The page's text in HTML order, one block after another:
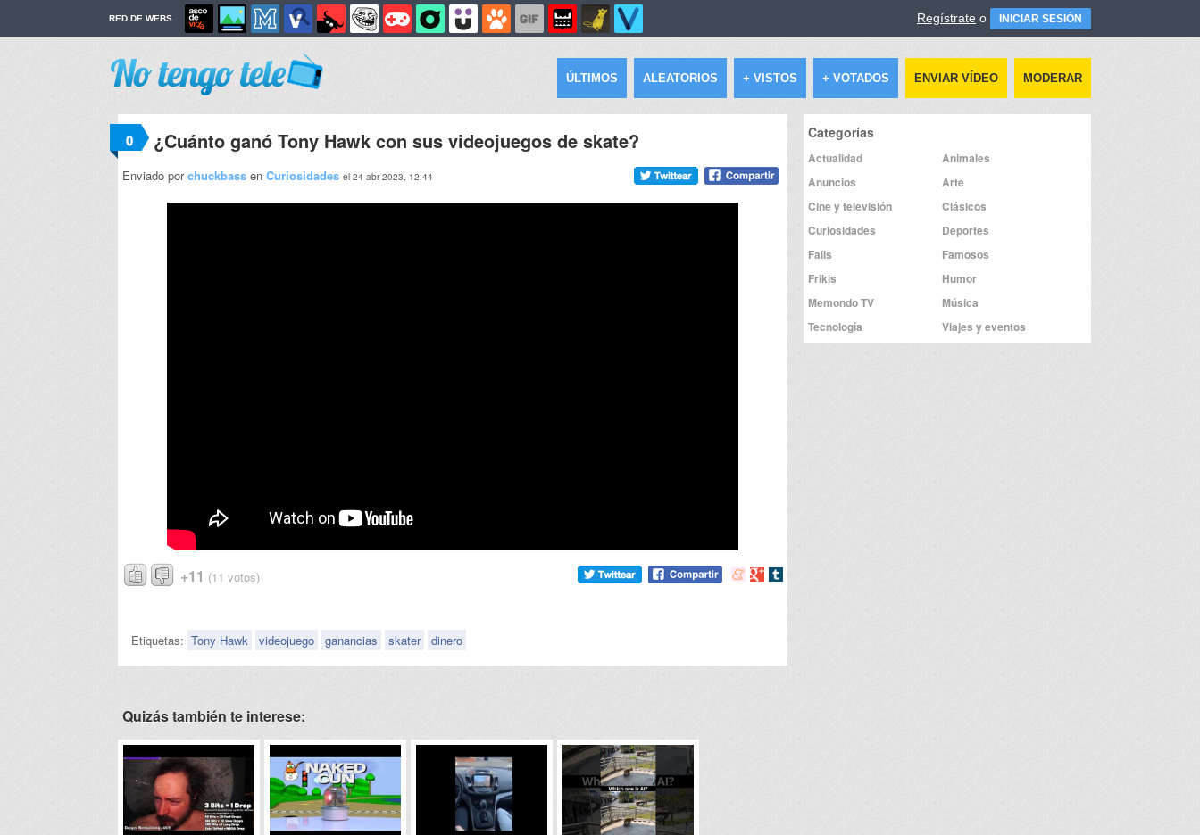
RED DE WEBS Regístrate o INICIAR SESIÓN
ÚLTIMOS ALEATORIOS + VISTOS + VOTADOS ENVIAR VÍDEO MODERAR
0 ¿Cuánto ganó Tony Hawk con sus videojuegos de skate?
Enviado porchuckbass en Curiosidades el 24 abr 2023, 12:44
+11 (11 votos)
Compartir
Compartir
Compartir
Etiquetas: Tony Hawk videojuego ganancias skater dinero
Quizás también te interese:
Categorías
Actualidad
Animales
Anuncios
Arte
Cine y televisión
Clásicos
Curiosidades
Deportes
Fails
Famosos
Frikis
Humor
Memondo TV
Música
Tecnología
Viajes y eventos